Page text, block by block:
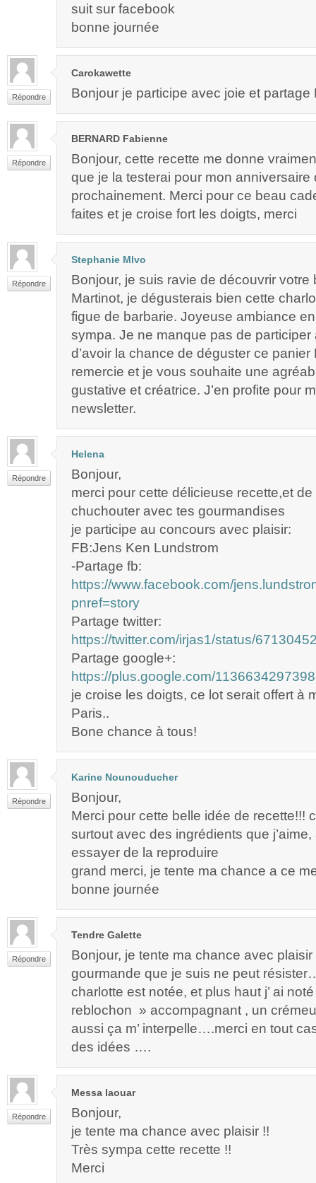
suit sur facebook
bonne journée
Répondre
Carokawette
Bonjour je participe avec joie et partage
Répondre
BERNARD Fabienne
Bonjour, cette recette me donne
que je la testerai pour mon anniversaire
prochainement. Merci pour ce beau
faites et je croise fort les doigts, merci
Répondre
Stephanie Mlvo
Bonjour, je suis ravie de découvrir votre
Martinot, je dégusterais bien cette
figue de barbarie. Joyeuse ambiance en
sympa. Je ne manque pas de participer
d’avoir la chance de déguster ce
remercie et je vous souhaite une
gustative et créatrice. J’en profite pour
newsletter.
Répondre
Helena
Bonjour,
merci pour cette délicieuse recette,et
chuchouter avec tes gourmandises
je participe au concours avec plaisir:
FB:Jens Ken Lundstrom
-Partage fb:
https://www.facebook.com/
pnref=story
Partage twitter:
https://twitter.com/irjas1/status/
Partage google+:
https://plus.google.com/
je croise les doigts, ce lot serait offert à
Paris..
Bone chance à tous!
Répondre
Karine Nounouducher
Bonjour,
Merci pour cette belle idée de recette!!!
surtout avec des ingrédients que
essayer de la reproduire
grand merci, je tente ma chance a ce
bonne journée
Répondre
Tendre Galette
Bonjour, je tente ma chance avec
gourmande que je suis ne peut
charlotte est notée, et plus haut j’ ai
reblochon » accompagnant , un
aussi ça m’ interpelle….merci en tout
des idées ….
Répondre
Messa laouar
Bonjour,
je tente ma chance avec plaisir !!
Très sympa cette recette !!
Merci